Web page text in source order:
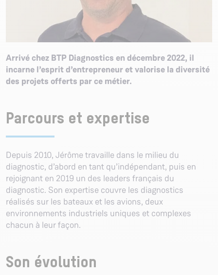
Arrivé chez BTP Diagnostics en décembre 2022, il
incarne l’esprit d’entrepreneur et valorise la diversité
des projets offerts par ce métier.
Parcours et expertise
Depuis 2010, Jérôme travaille dans le milieu du
diagnostic, d’abord en tant qu’indépendant, puis en
rejoignant en 2019 un des leaders français du
diagnostic. Son expertise couvre les diagnostics
réalisés sur les bateaux et les avions, deux
environnements industriels uniques et complexes
chacun à leur façon.
Son évolution